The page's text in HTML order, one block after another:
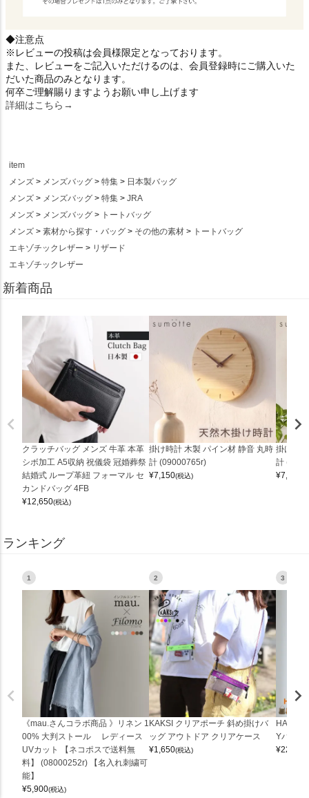
◆注意点
※レビューの投稿は会員様限定となっております。
また、レビューをご記入いただけるのは、会員登録時にご購入いた
だいた商品のみとなります。
何卒ご理解賜りますようお願い申し上げます
詳細はこちら→
item
メンズ
メンズバッグ 特集
日本製バッグ
メンズ
メンズバッグ 特集
JRA
メンズ
メンズバッグ
トートバッグ
メンズ
素材から探す・バッグ その他の素材
トートバッグ
エキゾチックレザー
リザード
エキゾチックレザー
新着商品
クラッチバッグ メンズ 牛革 本革
シボ加工 A5収納 祝儀袋 冠婚葬祭
結婚式 ループ革紐 フォーマル セ
カンドバッグ 4FB
¥12,650(税込)
掛け時計 木製 パイン材 静音 丸時
計 (09000765r)
¥7,150(税込)
掛け時
計
¥7,150
ランキング
1
《mau.さんコラボ商品 》リネン 1
00% 大判ストール レディース
UVカット 【ネコポスで送料無
料】 (08000252r) 【名入れ刺繍可
能】
¥5,900(税込)
2
KAKSI クリアポーチ 斜め掛けバ
ッグ アウトドア クリアケース
¥1,650(税込)
3
Yバッグ
¥22,000